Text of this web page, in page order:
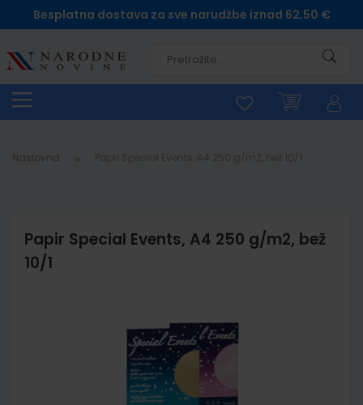
Besplatna dostava za sve narudžbe iznad 62,50 €
Naslovna
Papir Special Events, A4 250 g/m2, bež
10/1